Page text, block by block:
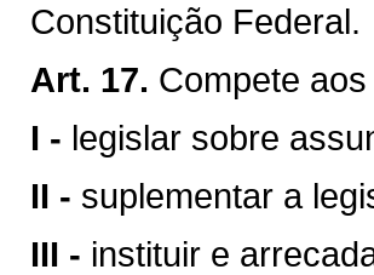
Constituição Federal.
Art. 17. Compete
I - legislar sobre
II - suplementar a
III - instituir e